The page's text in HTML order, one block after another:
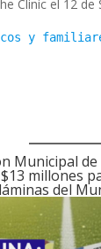
Clinic el 12
y
Municipal
millones
del